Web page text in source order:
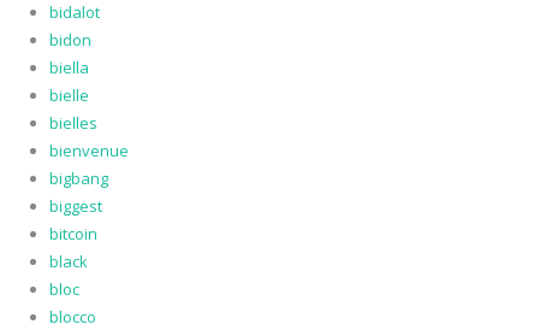
bidalot
bidon
biella
bielle
bielles
bienvenue
bigbang
biggest
bitcoin
black
bloc
blocco